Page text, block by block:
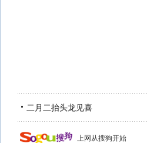
二月二抬头龙见喜
上网从搜狗开始